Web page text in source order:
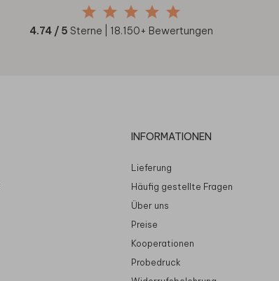
4.74 / 5 Sterne | 18.150+ Bewertungen
INFORMATIONEN
Lieferung
Häufig gestellte Fragen
Über uns
Preise
Kooperationen
Probedruck